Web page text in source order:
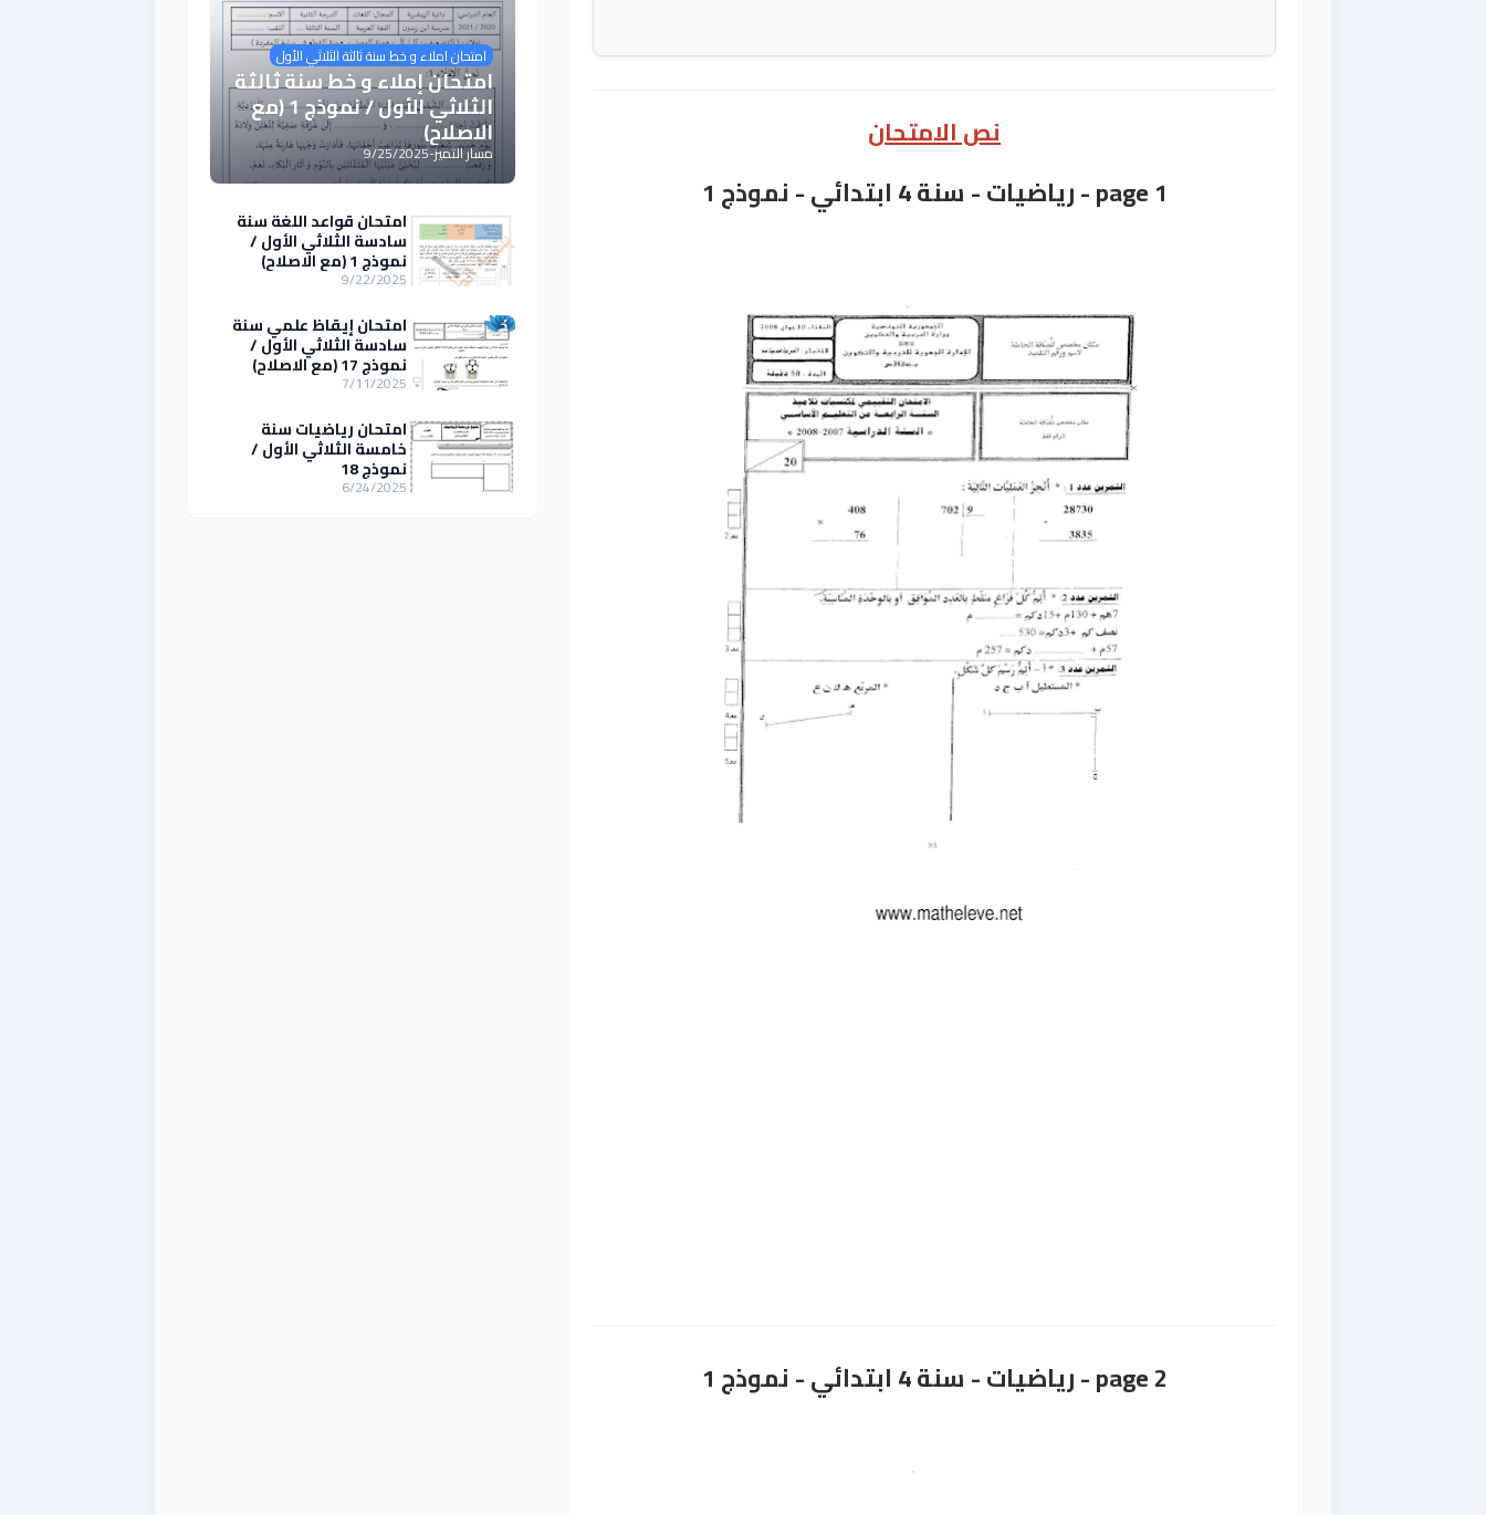
نص الامتحان
page 1 - رياضيات - سنة 4 ابتدائي - نموذج 1
page 2 - رياضيات - سنة 4 ابتدائي - نموذج 1
امتحان املاء و خط سنة ثالثة الثلاثي الأول
امتحان إملاء و خط سنة ثالثة
الثلاثي الأول / نموذج 1 (مع
الاصلاح)
مسار التميز-
9/25/2025
امتحان قواعد اللغة سنة
سادسة الثلاثي الأول /
نموذج 1 (مع الاصلاح)
9/22/2025
امتحان إيقاظ علمي سنة
سادسة الثلاثي الأول /
نموذج 17 (مع الاصلاح)
7/11/2025
امتحان رياضيات سنة
خامسة الثلاثي الأول /
نموذج 18
6/24/2025